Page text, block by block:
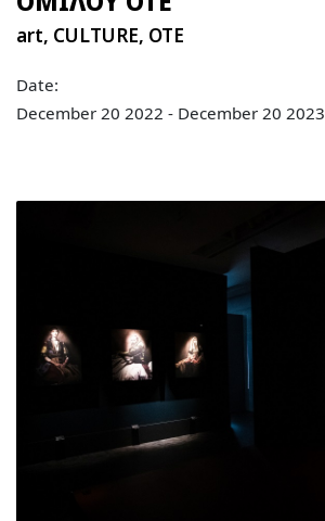
art, CULTURE, OTE
Date:
December 20 2022 - December 20 2023